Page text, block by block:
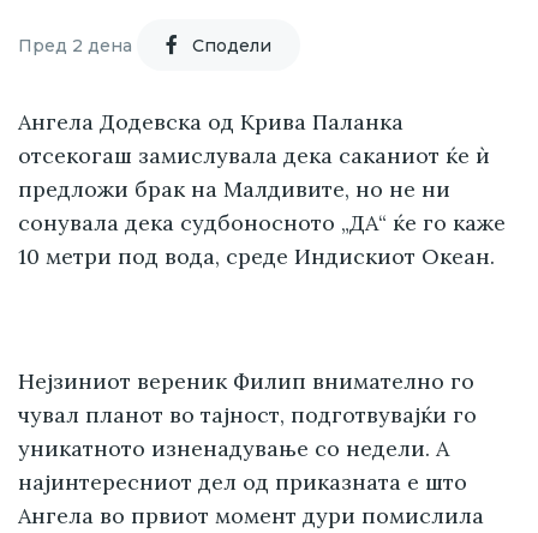
Пред 2 дена Cподели
Ангела Додевска од Крива Паланка
отсекогаш замислувала дека саканиот ќе ѝ
предложи брак на Малдивите, но не ни
сонувала дека судбоносното „ДА“ ќе го каже
10 метри под вода, среде Индискиот Океан.
Нејзиниот вереник Филип внимателно го
чувал планот во тајност, подготвувајќи го
уникатното изненадување со недели. А
најинтересниот дел од приказната е што
Ангела во првиот момент дури помислила